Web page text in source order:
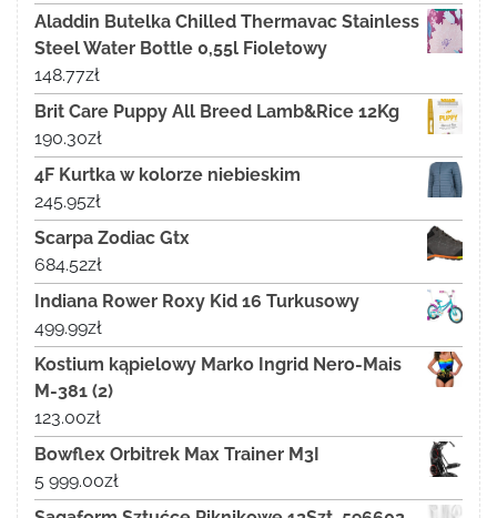
Aladdin Butelka Chilled Thermavac Stainless
Steel Water Bottle 0,55l Fioletowy
148.77zł
Brit Care Puppy All Breed Lamb&Rice 12Kg
190.30zł
4F Kurtka w kolorze niebieskim
245.95zł
Scarpa Zodiac Gtx
684.52zł
Indiana Rower Roxy Kid 16 Turkusowy
499.99zł
Kostium kąpielowy Marko Ingrid Nero-Mais
M-381 (2)
123.00zł
Bowflex Orbitrek Max Trainer M3I
5 999.00zł